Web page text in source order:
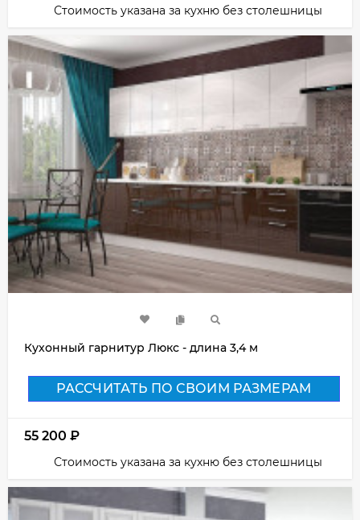
Стоимость указана за кухню без столешницы
Кухонный гарнитур Люкс - длина 3,4 м
РАССЧИТАТЬ ПО СВОИМ РАЗМЕРАМ
55 200 ₽
Стоимость указана за кухню без столешницы